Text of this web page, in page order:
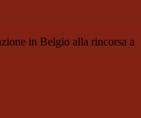
in Belgio alla rincorsa a